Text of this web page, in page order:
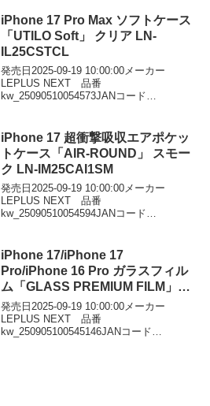
iPhone 17 Pro Max ソフトケース
「UTILO Soft」 クリア LN-
IL25CSTCL
発売日2025-09-19 10:00:00メーカー
LEPLUS NEXT 品番
kw_25090510054573JANコード
iPhone 17 超衝撃吸収エアポケッ
トケース「AIR-ROUND」 スモー
ク LN-IM25CAI1SM
発売日2025-09-19 10:00:00メーカー
LEPLUS NEXT 品番
kw_25090510054594JANコード
iPhone 17/iPhone 17
Pro/iPhone 16 Pro ガラスフィル
ム「GLASS PREMIUM FILM」
反射防止 LN-IM25FGM
発売日2025-09-19 10:00:00メーカー
LEPLUS NEXT 品番
kw_250905100545146JANコード